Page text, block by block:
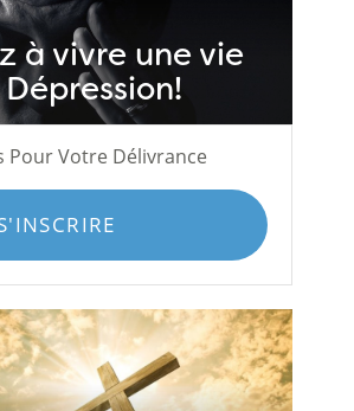
à vivre une vie
Pour Votre Délivrance